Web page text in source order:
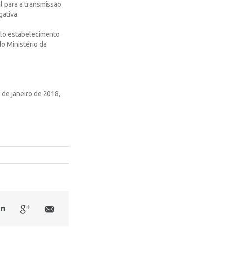
para a transmissão
estabelecimento
Ministério da
janeiro de 2018,